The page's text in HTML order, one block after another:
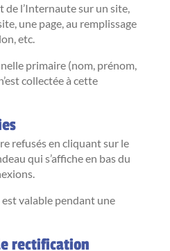
de l’Internaute sur un site,
une page, au remplissage
etc.
primaire (nom, prénom,
collectée à cette
refusés en cliquant sur le
qui s’affiche en bas du
est valable pendant une
rectification